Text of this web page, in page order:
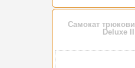
Самокат
Deluxe